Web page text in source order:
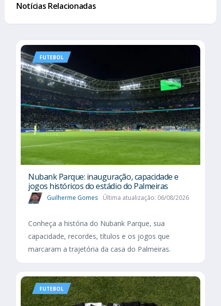
Notícias Relacionadas
FUTEBOL
Nubank Parque: inauguração, capacidade e
jogos históricos do estádio do Palmeiras
Guilherme Gomes Última atualização: 06/08/2026
Conheça a história do Nubank Parque, sua
capacidade, recordes, títulos e os jogos que
marcaram a trajetória da casa do Palmeiras.
FUTEBOL